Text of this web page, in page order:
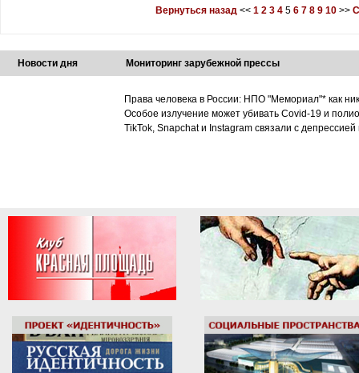
Вернуться назад<< 1 2 3 4 5 6 7 8 9 10>>
Новости дня Мониторинг зарубежной прессы
Права человека в России: НПО "Мемориал"* как
Особое излучение может убивать Covid-19 и
TikTok, Snapchat и Instagram связали с